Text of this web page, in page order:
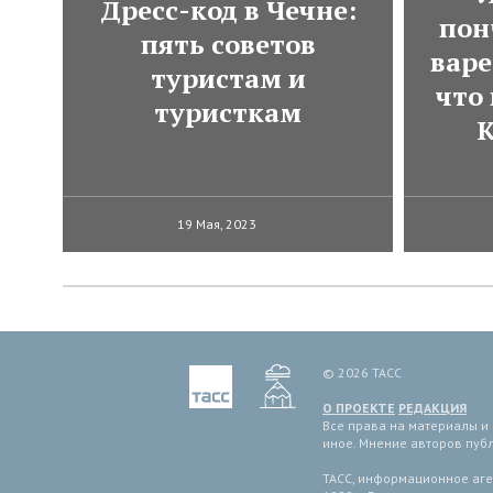
Дресс-код в Чечне:
пять советов
туристам и
туристкам
19 Мая, 2023
что
© 2026 ТАСС
О ПРОЕКТЕ РЕДАКЦИЯ
Все права на материалы
иное. Мнение авторов
ТАСС, информационное